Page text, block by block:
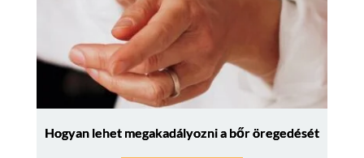
Hogyan lehet megakadályozni a bőr öregedését